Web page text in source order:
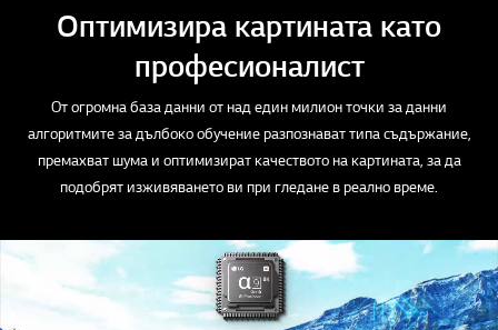
Оптимизира картината като
професионалист
От огромна база данни от над един милион точки за данни
алгоритмите за дълбоко обучение разпознават типа съдържание,
премахват шума и оптимизират качеството на картината, за да
подобрят изживяването ви при гледане в реално време.